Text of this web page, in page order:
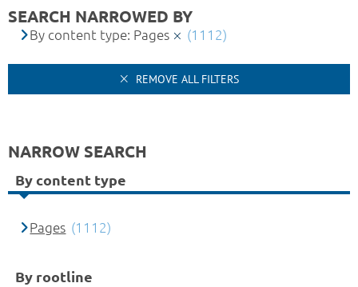
SEARCH NARROWED BY
By content type: Pages (1112)
REMOVE ALL FILTERS
NARROW SEARCH
By content type
Pages (1112)
By rootline